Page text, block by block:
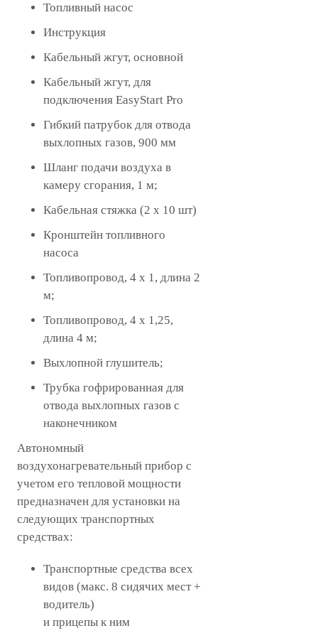
Топливный насос
Инструкция
Кабельный жгут, основной
Кабельный жгут, для
подключения EasyStart Pro
Гибкий патрубок для отвода
выхлопных газов, 900 мм
Шланг подачи воздуха в
камеру сгорания, 1 м;
Кабельная стяжка (2 x 10 шт)
Кронштейн топливного
насоса
Топливопровод, 4 x 1, длина 2
м;
Топливопровод, 4 x 1,25,
длина 4 м;
Выхлопной глушитель;
Трубка гофрированная для
отвода выхлопных газов с
наконечником
Автономный
воздухонагревательный прибор с
учетом его тепловой мощности
предназначен для установки на
следующих транспортных
средствах:
Транспортные средства всех
видов (макс. 8 сидячих мест +
водитель)
и прицепы к ним